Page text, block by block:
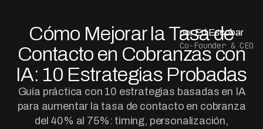
Cómo Mejorar la Tasa de
Contacto en Cobranzas con
IA: 10 Estrategias Probadas
Guía práctica con 10 estrategias basadas en IA
para aumentar la tasa de contacto en cobranza
del 40% al 75%: timing, personalización,
por Ed Escobar
Co-Founder & CEO